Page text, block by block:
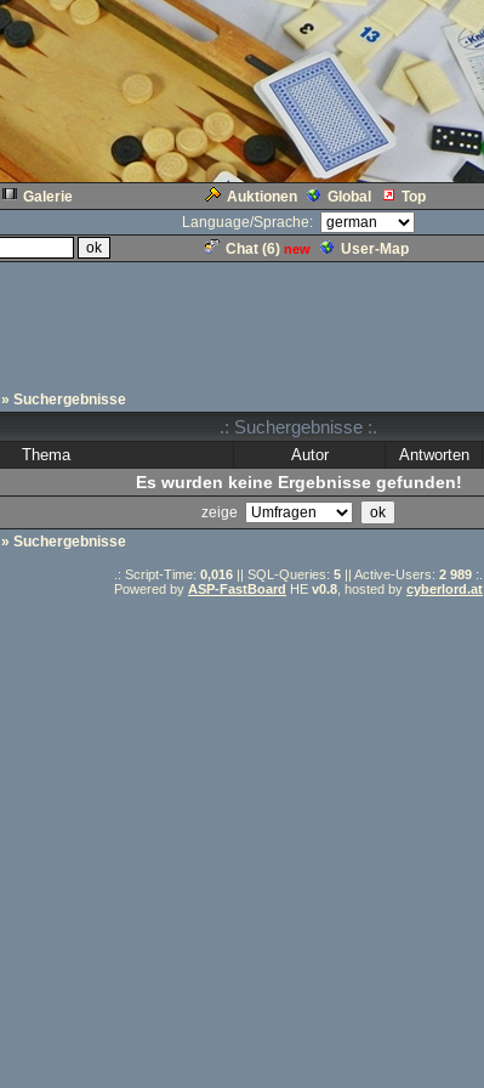
Galerie Auktionen Global Top
Language/Sprache:
Chat (6) new User-Map
» Suchergebnisse
.: Suchergebnisse :.
Thema Autor Antworten
Es wurden keine Ergebnisse gefunden!
zeige
» Suchergebnisse
.: Script-Time: 0,016 || SQL-Queries: 5 || Active-Users: 2 989 :.
Powered by ASP-FastBoard HE v0.8 , hosted by cyberlord.at